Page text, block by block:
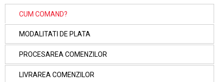
CUM COMAND?
MODALITATI DE PLATA
PROCESAREA COMENZILOR
LIVRAREA COMENZILOR